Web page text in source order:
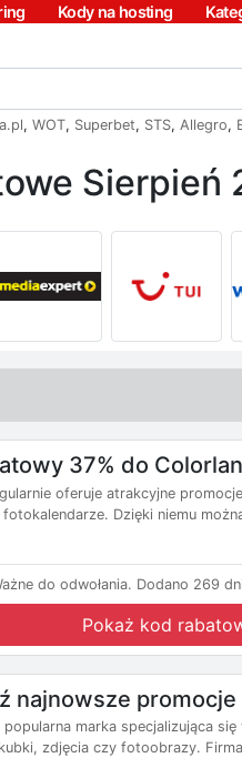
Kody na hosting
, WOT, Superbet, STS, Allegro,
Sierpień
37% do
oferuje atrakcyjne
Dzięki niemu
do odwołania. Dodano 269
Pokaż kod
najnowsze promocje
marka specjalizująca
zdjęcia czy fotoobrazy.